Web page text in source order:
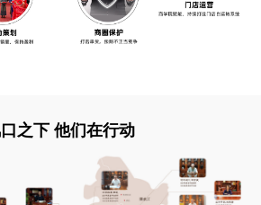
之下 他们在行动